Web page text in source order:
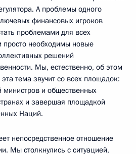
А проблемы одного
финансовых игроков
проблемами для всех
просто необходимы новые
решений
Мы, естественно, об этом
тема звучит со всех площадок:
министров и общественных
и завершая площадкой
Наций.
непосредственное отношение
Мы столкнулись с ситуацией,